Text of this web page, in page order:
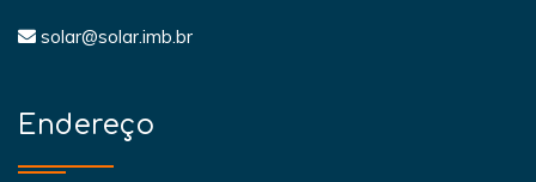
solar@solar.imb.br
Endereço